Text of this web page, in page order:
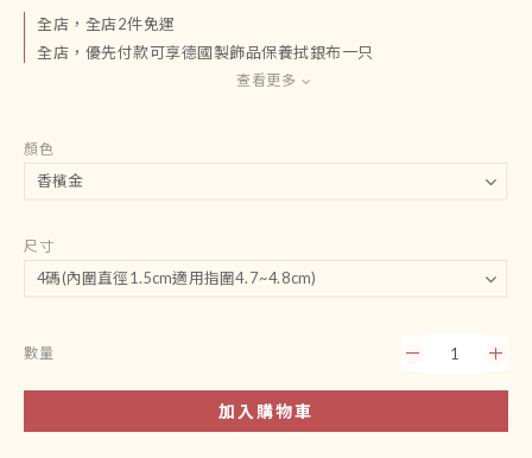
全店，全店2件免運
全店，優先付款可享德國製飾品保養拭銀布一只
查看更多
顏色
尺寸
數量
加入購物車